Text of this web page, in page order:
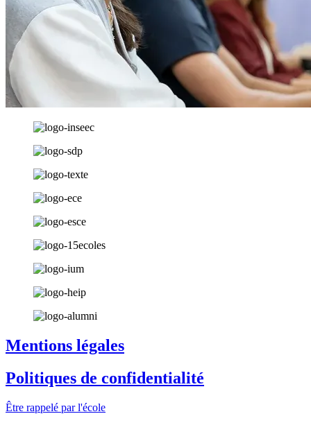
Mentions légales
Politiques de confidentialité
Être rappelé par l'école